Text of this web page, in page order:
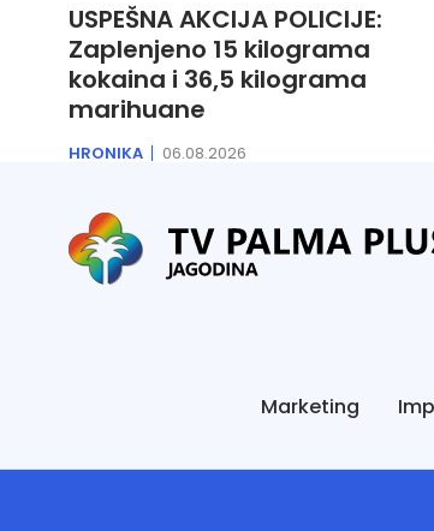
USPEŠNA AKCIJA POLICIJE:
Zaplenjeno 15 kilograma
kokaina i 36,5 kilograma
marihuane
HRONIKA 06.08.2026
Marketing